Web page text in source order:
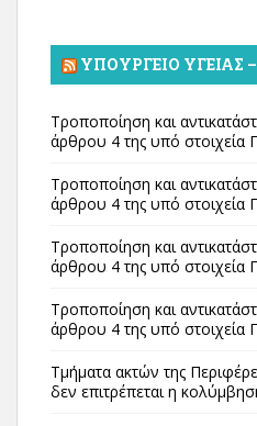
ΥΠΟΥΡΓΕΊΟ ΥΓΕΊΑΣ
Τροποποίηση και
άρθρου 4 της υπό στοιχεία
Τροποποίηση και
άρθρου 4 της υπό στοιχεία
Τροποποίηση και
άρθρου 4 της υπό στοιχεία
Τροποποίηση και
άρθρου 4 της υπό στοιχεία
Τμήματα ακτών της
δεν επιτρέπεται η